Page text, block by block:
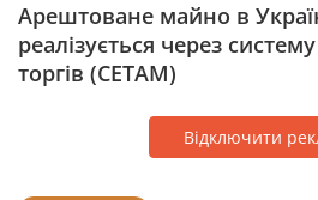
Арештоване майно в
реалізується через
торгів (СЕТАМ)
Відключити